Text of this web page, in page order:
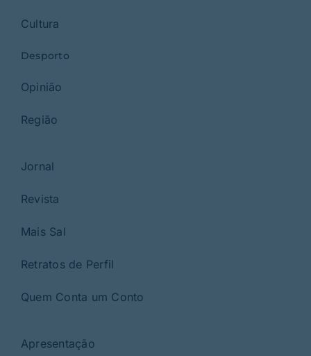
Cultura
Desporto
Opinião
Região
Jornal
Revista
Mais Sal
Retratos de Perfil
Quem Conta um Conto
Apresentação